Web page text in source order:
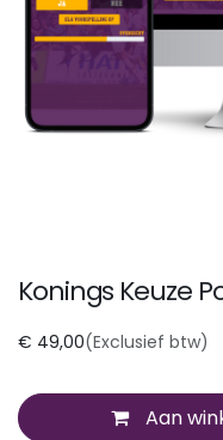
Konings Keuze
€ 49,00(Exclusief btw)
Aan